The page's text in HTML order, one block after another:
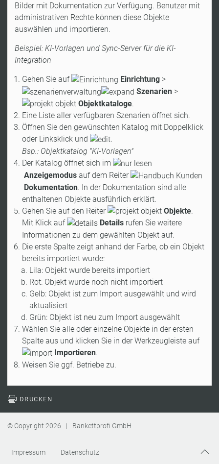
Bilder mit Dokumentation zur Verfügung. Benutzer mit
administrativen Rechte können diese Objekte
auswählen und importieren.
Beispiel: KI-Vorlagen und Sync-Server für die KI-
Integration
Gehen Sie auf Einrichtung >
Szenarien >
Objektkataloge.
Eine Liste aller verfügbaren Szenarien öffnet sich.
Öffnen Sie den gewünschten Katalog mit Doppelklick
oder Linksklick und
.
Bsp.: Objektkatalog "KI-Vorlagen"
Der Katalog öffnet sich im
Anzeigemodus auf dem Reiter
Dokumentation. In der Dokumentation sind alle
enthaltenen Objekte ausführlich erklärt.
Gehen Sie auf den Reiter
Objekte.
Mit Klick auf
Details rufen Sie weitere
Informationen zu dem gewählten Objekt auf.
Die erste Spalte zeigt anhand der Farbe, ob ein Objekt
bereits importiert wurde:
Lila: Objekt wurde bereits importiert
Rot: Objekt wurde noch nicht importiert
Gelb: Objekt ist zum Import ausgewählt und wird
aktualisiert
Grün: Objekt ist neu zum Import ausgewählt
Wählen Sie alle oder einzelne Objekte in der ersten
Spalte aus und klicken Sie in der Werkzeugleiste auf
Importieren.
Weisen Sie ggf. Betriebe zu.
DRUCKEN
© Copyright 2026 | Bankettprofi GmbH
Impressum Datenschutz